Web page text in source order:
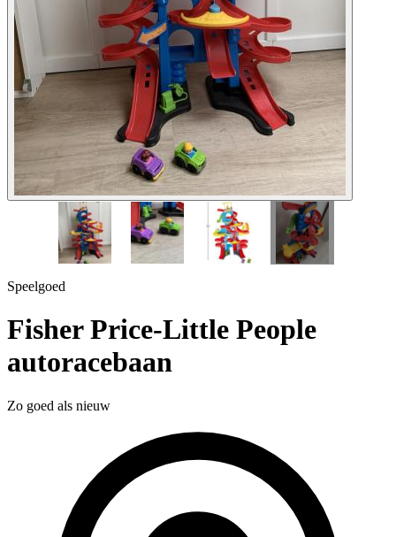
1 / 7
+4
Speelgoed
Fisher Price-Little People
autoracebaan
Zo goed als nieuw